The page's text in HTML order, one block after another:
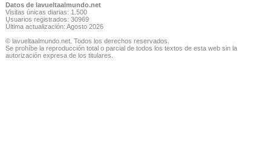
Datos de lavueltaalmundo.net
Visitas únicas diarias: 1.500
Usuarios registrados: 30969
Última actualización: Agosto 2026
© lavueltaalmundo.net. Todos los derechos reservados.
Se prohíbe la reproducción total o parcial de todos los textos de esta web sin la
autorización expresa de los titulares.